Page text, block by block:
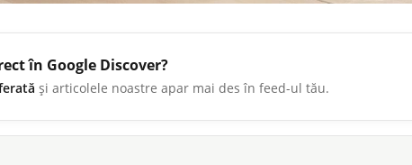
în Google Discover?
și articolele noastre apar mai des în feed-ul tău.